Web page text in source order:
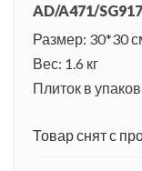
AD/A471/
Размер: 30*30
Вес: 1.6 кг
Плиток в
Товар снят с